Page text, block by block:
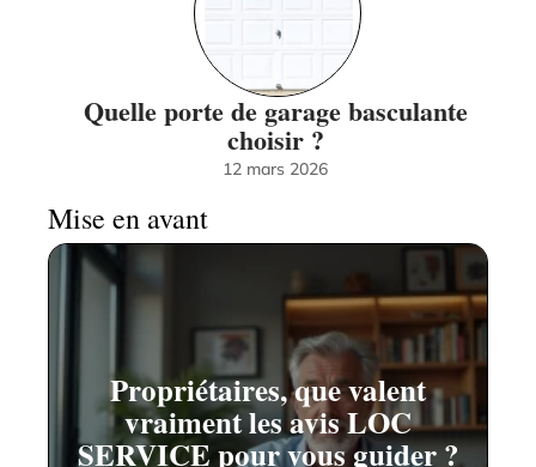
Quelle porte de garage basculante
choisir ?
12 mars 2026
Mise en avant
Propriétaires, que valent
vraiment les avis LOC
SERVICE pour vous guider ?